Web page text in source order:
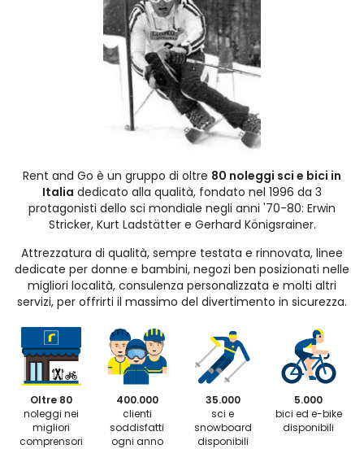
Rent and Go è un gruppo di oltre 80 noleggi sci e bici in
Italia dedicato alla qualità, fondato nel 1996 da 3
protagonisti dello sci mondiale negli anni '70-80: Erwin
Stricker, Kurt Ladstätter e Gerhard Königsrainer.
Attrezzatura di qualità, sempre testata e rinnovata, linee
dedicate per donne e bambini, negozi ben posizionati nelle
migliori località, consulenza personalizzata e molti altri
servizi, per offrirti il massimo del divertimento in sicurezza.
Oltre 80
noleggi nei
migliori
comprensori
400.000
clienti
soddisfatti
ogni anno
35.000
sci e
snowboard
disponibili
5.000
bici ed e-bike
disponibili